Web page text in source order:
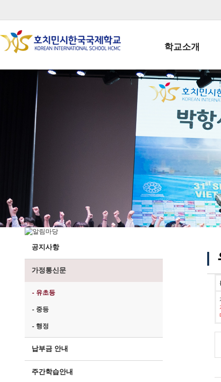
학교소개
학교장인사말
학생회장인사말
학교상징
학교 CI
교직원현황
학생현황
위치/전화
전경사진
공지사항
가정통신문
- 유초등
- 중등
- 행정
납부금 안내
주간학습안내